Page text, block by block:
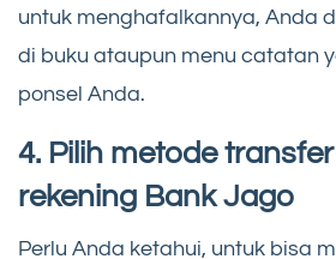
untuk menghafalkannya, Anda
di buku ataupun menu catatan
ponsel Anda.
4. Pilih metode
rekening Bank Jago
Perlu Anda ketahui, untuk bisa